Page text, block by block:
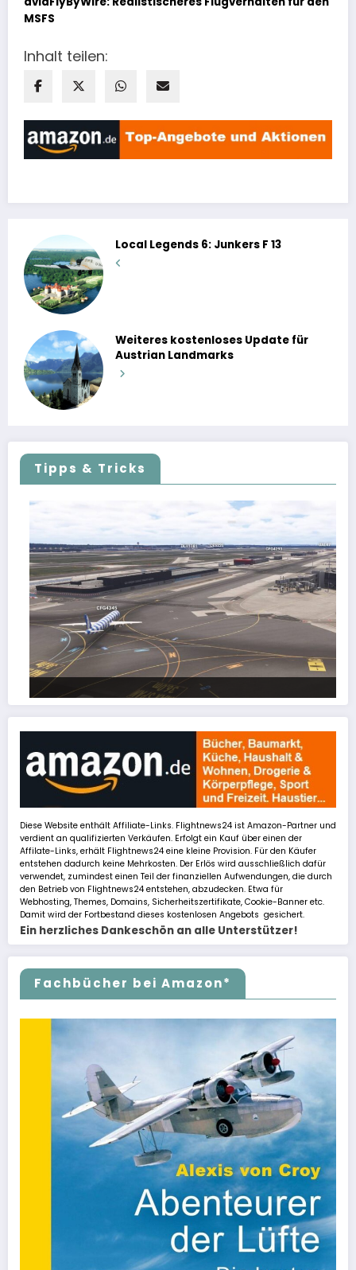
MSFS
Inhalt teilen:
Local Legends 6: Junkers F 13
Weiteres kostenloses Update für
Austrian Landmarks
Tipps & Tricks
FSLTL Traffic: Tipps und Tricks, damit es klappt!
Diese Website enthält Affiliate-Links. Flightnews24 ist Amazon-Partner und
verdient an qualifizierten Verkäufen. Erfolgt ein Kauf über einen der
Affilate-Links, erhält Flightnews24 eine kleine Provision. Für den Käufer
entstehen dadurch keine Mehrkosten. Der Erlös wird ausschließlich dafür
verwendet, zumindest einen Teil der finanziellen Aufwendungen, die durch
den Betrieb von Flightnews24 entstehen, abzudecken. Etwa für
Webhosting, Themes, Domains, Sicherheitszertifikate, Cookie-Banner etc.
Damit wird der Fortbestand dieses kostenlosen Angebots gesichert.
Ein herzliches Dankeschön an alle Unterstützer!
Fachbücher bei Amazon*